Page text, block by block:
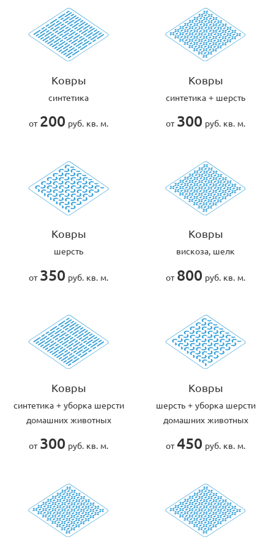
Ковры
синтетика
от 200 руб. кв. м.
Ковры
синтетика + шерсть
от 300 руб. кв. м.
Ковры
шерсть
от 350 руб. кв. м.
Ковры
вискоза, шелк
от 800 руб. кв. м.
Ковры
cинтетика + уборка шерсти
домашних животных
от 300 руб. кв. м.
Ковры
шерсть + уборка шерсти
домашних животных
от450 руб. кв. м.